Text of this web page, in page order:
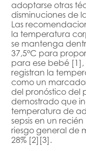
adoptarse otras
disminuciones de
Las
la temperatura
se mantenga
37,5°C para
para ese bebé
registran la
como un
del pronóstico del
demostrado que
temperatura de
sepsis en un
riesgo general de
28% [2][3].